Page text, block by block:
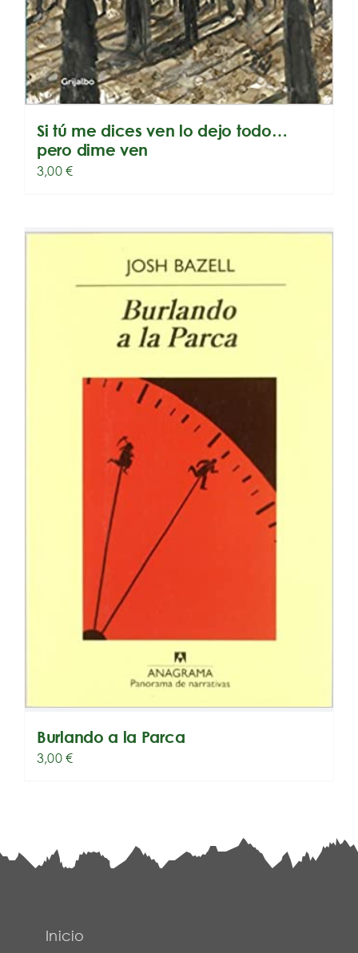
Si tú me dices ven lo dejo todo…
pero dime ven
3,00€
Burlando a la Parca
3,00€
Inicio